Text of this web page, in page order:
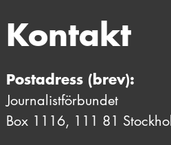
Kontakt
Postadress (brev):
Journalistförbundet
Box 1116, 111 81